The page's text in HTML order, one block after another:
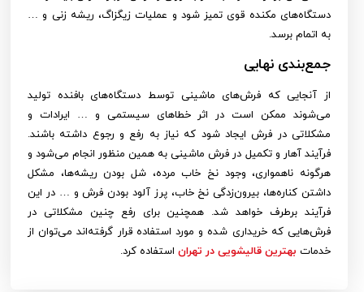
دستگاه‌های مکنده قوی تمیز شود و عملیات زیگزاگ، ریشه زنی و …
به اتمام برسد.
جمع‌بندی نهایی
از آنجایی که فرش‌های ماشینی توسط دستگاه‌های بافنده تولید
می‌شوند ممکن است در اثر خطاهای سیستمی و … ایرادات و
مشکلاتی در فرش ایجاد شود که نیاز به رفع و رجوع داشته باشند.
فرآیند آهار و تکمیل در فرش ماشینی به همین منظور انجام می‌شود و
هرگونه ناهمواری، وجود نخ خاب مرده، شل بودن ریشه‌ها، مشکل
داشتن کناره‌ها، بیرون‌زدگی نخ خاب، پرز آلود بودن فرش و … در این
فرآیند برطرف خواهد شد. همچنین برای رفع چنین مشکلاتی در
فرش‌هایی که خریداری شده و مورد استفاده قرار گرفته‌اند می‌توان از
خدمات بهترین قالیشویی در تهران استفاده کرد.